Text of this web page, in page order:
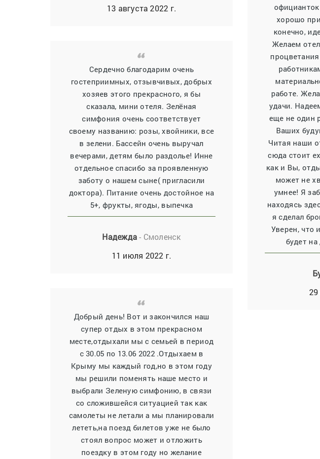
13 августа 2022 г.
хорошо
конечно,
Желаем
работе.
удачи.
еще не один
Ваших
Читая наши
сюда стоит
как и Вы,
может не
умнее! Я
находясь
я сделал
Уверен, что
будет
29
Сердечно благодарим очень
гостеприимных, отзывчивых, добрых
хозяев этого прекрасного, я бы
сказала, мини отеля. Зелёная
симфония очень соответствует
своему названию: розы, хвойники, все
в зелени. Бассейн очень выручал
вечерами, детям было раздолье! Инне
отдельное спасибо за проявленную
заботу о нашем сыне( пригласили
доктора). Питание очень достойное на
5+, фрукты, ягоды, выпечка
Надежда- Смоленск
11 июля 2022 г.
Добрый день! Вот и закончился наш
супер отдых в этом прекрасном
месте,отдыхали мы с семьей в период
с 30.05 по 13.06 2022 .Отдыхаем в
Крыму мы каждый год,но в этом году
мы решили поменять наше место и
выбрали Зеленую симфонию, в связи
со сложившейся ситуацией так как
самолеты не летали а мы планировали
лететь,на поезд билетов уже не было
стоял вопрос может и отложить
поездку в этом году но желание